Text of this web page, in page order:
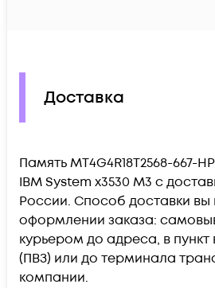
Доставка
Память MT4G4R18T2568-667-
IBM System x3530 M3 c
России. Способ доставки
оформлении заказа:
курьером до адреса, в пункт
(ПВЗ) или до терминала
компании.